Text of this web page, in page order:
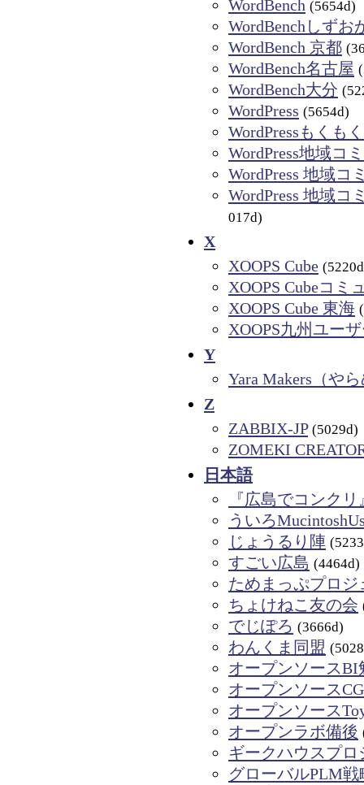
WordBench (5654d)
WordBenchしずお
WordBench 京都
WordBench名古屋
WordBench大分
WordPress (5654d)
WordPressもくも
WordPress地域コ
WordPress 地域コ
WordPress 地域コ
017d)
X
XOOPS Cube
XOOPS Cubeコミ
XOOPS Cube 東海
XOOPS九州ユー
Y
Yara Makers（や
Z
ZABBIX-JP (5029d)
ZOMEKI
日本語
『広島でコンク
ういろ
じょうるり陣
すごい広島 (4464d)
ためまっぷプロジ
ちょけねこ友の会
でじぽろ (3666d)
わんくま同盟
オープンソースBI
オープンソース
オープンソース
オープンラボ備後
ギークハウスプロ
グローバルPLM